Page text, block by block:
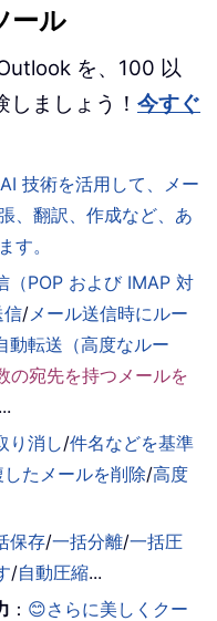
ール
を、100 以
ましょう！ 今すぐ
技術を活用して、メー
、翻訳、作成など、あ
す。
（POP および IMAP 対
信/ メール送信時にルー
動転送（高度なルー
の宛先を持つメールを
...
り消し/件名などを基準
したメールを削除/高度
保存/一括分離/一括圧
/自動圧縮...
： 😊さらに美しくクー